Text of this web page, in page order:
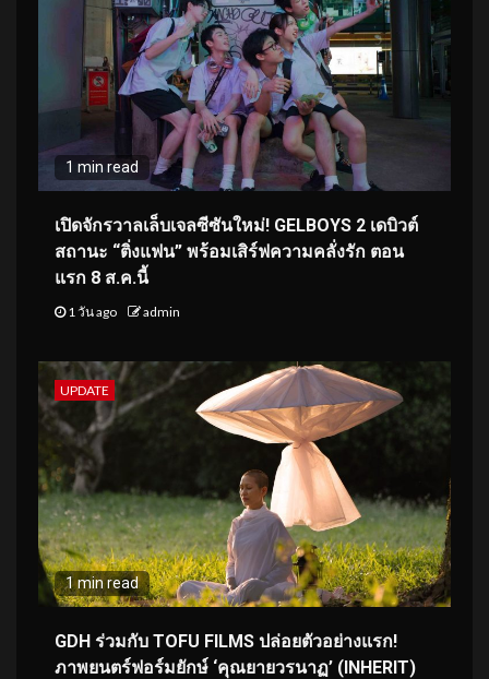
1 min read
เปิดจักรวาลเล็บเจลซีซันใหม่! GELBOYS 2 เดบิวต์
สถานะ “ติ่งแฟน” พร้อมเสิร์ฟความคลั่งรัก ตอน
แรก 8 ส.ค.นี้
1 วัน ago admin
UPDATE
1 min read
GDH ร่วมกับ TOFU FILMS ปล่อยตัวอย่างแรก!
ภาพยนตร์ฟอร์มยักษ์ ‘คุณยายวรนาฏ’ (INHERIT)